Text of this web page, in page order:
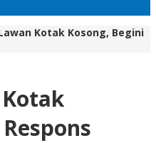
Kotak Kosong, Begini